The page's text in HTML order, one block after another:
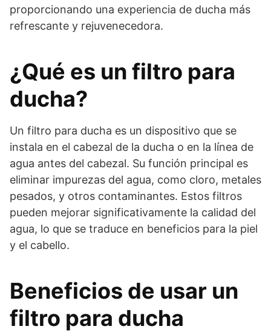
proporcionando una experiencia de ducha más
refrescante y rejuvenecedora.
¿Qué es un filtro para
ducha?
Un filtro para ducha es un dispositivo que se
instala en el cabezal de la ducha o en la línea de
agua antes del cabezal. Su función principal es
eliminar impurezas del agua, como cloro, metales
pesados, y otros contaminantes. Estos filtros
pueden mejorar significativamente la calidad del
agua, lo que se traduce en beneficios para la piel
y el cabello.
Beneficios de usar un
filtro para ducha